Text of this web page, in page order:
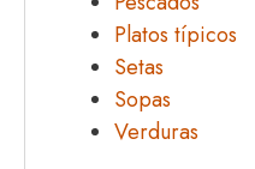
Platos típicos
Setas
Sopas
Verduras